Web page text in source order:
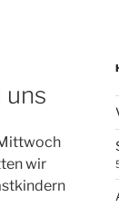
uns
wir